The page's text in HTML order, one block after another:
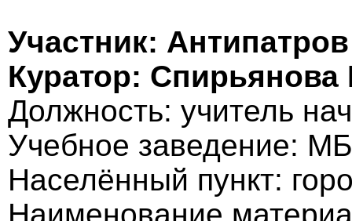
Участник:
Куратор:
Должность: учитель
Учебное заведение:
Населённый пункт: